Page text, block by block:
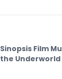
Sinopsis Film
the Underworld